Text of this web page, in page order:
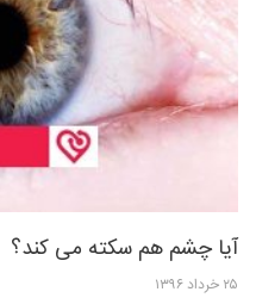
آیا چشم هم سکته می کند؟
۲۵ خرداد ۱۳۹۶